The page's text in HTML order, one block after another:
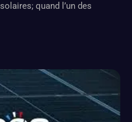
quand l’un des